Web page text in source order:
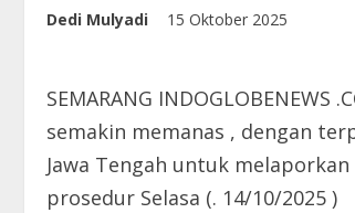
Dedi Mulyadi 15 Oktober 2025
SEMARANG
semakin memanas , dengan
Jawa Tengah untuk
prosedur Selasa (. 14/10/2025 )